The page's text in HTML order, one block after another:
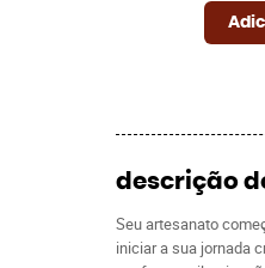
descrição
Seu artesanato
iniciar a sua jornada